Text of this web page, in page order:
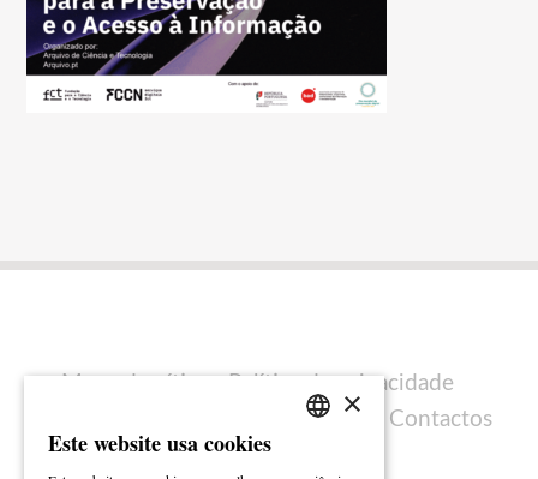
Mapa do sítio
Política de privacidade
Ficha técnica Contactos
×
Este website usa cookies